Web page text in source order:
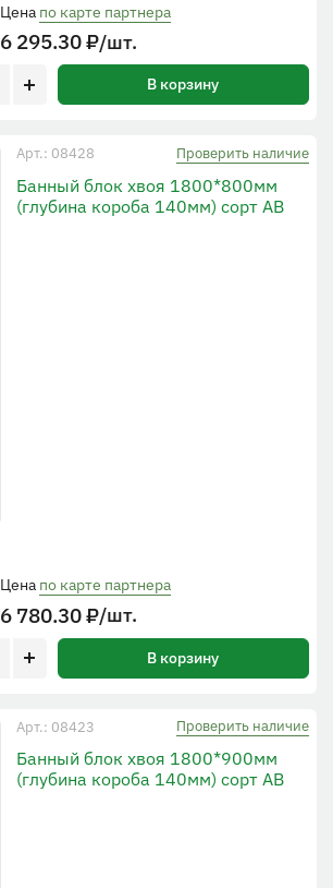
Цена по карте партнера
6 295.30₽/шт.
В корзину
Арт.: 08428 Проверить наличие
Банный блок хвоя 1800*800мм
(глубина короба 140мм) сорт АВ
Цена по карте партнера
6 780.30₽/шт.
В корзину
Арт.: 08423 Проверить наличие
Банный блок хвоя 1800*900мм
(глубина короба 140мм) сорт АВ